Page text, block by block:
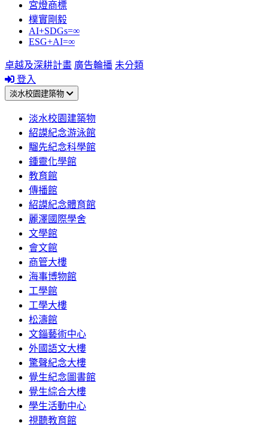
宮燈商標
樸實剛毅
AI+SDGs=∞
ESG+AI=∞
卓越及深耕計畫 廣告輪播 未分類
登入
淡水校園建築物
淡水校園建築物
紹謨紀念游泳館
騮先紀念科學館
鍾靈化學館
教育館
傳播館
紹謨紀念體育館
麗澤國際學舍
文學館
會文館
商管大樓
海事博物館
工學館
工學大樓
松濤館
文錙藝術中心
外國語文大樓
驚聲紀念大樓
覺生紀念圖書館
覺生綜合大樓
學生活動中心
視聽教育館